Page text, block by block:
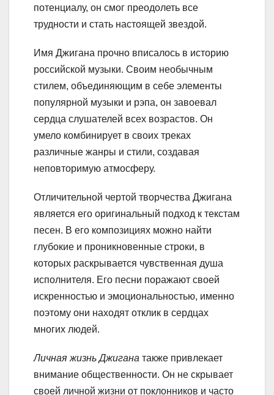
потенциалу, он смог преодолеть все
трудности и стать настоящей звездой.
Имя Джигана прочно вписалось в историю
российской музыки. Своим необычным
стилем, объединяющим в себе элементы
популярной музыки и рэпа, он завоевал
сердца слушателей всех возрастов. Он
умело комбинирует в своих треках
различные жанры и стили, создавая
неповторимую атмосферу.
Отличительной чертой творчества Джигана
является его оригинальный подход к текстам
песен. В его композициях можно найти
глубокие и проникновенные строки, в
которых раскрывается чувственная душа
исполнителя. Его песни поражают своей
искренностью и эмоциональностью, именно
поэтому они находят отклик в сердцах
многих людей.
Личная жизнь Джигана также привлекает
внимание общественности. Он не скрывает
своей личной жизни от поклонников и часто